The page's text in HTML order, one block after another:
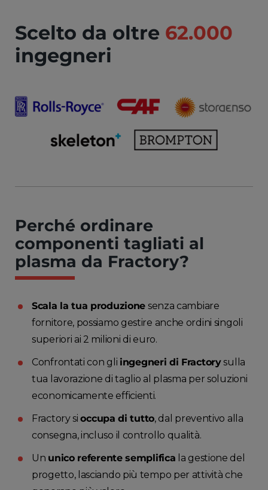
Scelto da oltre 62.000
ingegneri
Perché ordinare
componenti tagliati al
plasma da Fractory?
Scala la tua produzione senza cambiare
fornitore, possiamo gestire anche ordini singoli
superiori ai 2 milioni di euro.
Confrontati con gli ingegneri di Fractorysulla
tua lavorazione di taglio al plasma per soluzioni
economicamente efficienti.
Fractory sioccupa di tutto, dal preventivo alla
consegna, incluso il controllo qualità.
Un unico referente semplifica la gestione del
progetto, lasciando più tempo per attività che